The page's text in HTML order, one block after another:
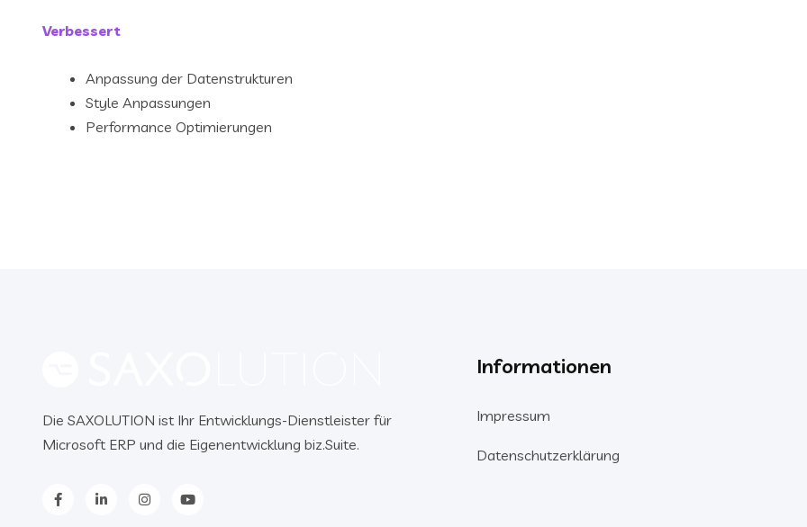
Verbessert
Anpassung der Datenstrukturen
Style Anpassungen
Performance Optimierungen
Die SAXOLUTION ist Ihr Entwicklungs-Dienstleister für
Microsoft ERP und die Eigenentwicklung biz.Suite.
Informationen
Impressum
Datenschutzerklärung